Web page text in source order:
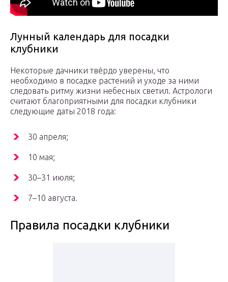
Лунный календарь для посадки
клубники
Некоторые дачники твёрдо уверены, что
необходимо в посадке растений и уходе за ними
следовать ритму жизни небесных светил. Астрологи
считают благоприятными для посадки клубники
следующие даты 2018 года:
30 апреля;
10 мая;
30–31 июля;
7–10 августа.
Правила посадки клубники